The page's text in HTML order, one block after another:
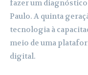
fazer um diagnóstico
Paulo. A quinta
tecnologia à
meio de uma
digital.